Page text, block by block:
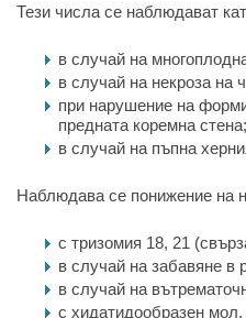
Тези числа се наблюдават
в случай на
в случай на некроза на
при нарушение на
предната коремна стена;
в случай на пъпна
Наблюдава се понижение на
с тризомия 18, 21
в случай на забавяне в
в случай на
с хидатидообразен мол.